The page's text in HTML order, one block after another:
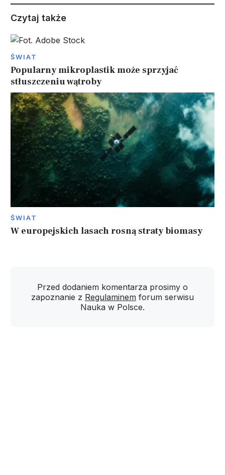
Czytaj także
ŚWIAT
Popularny mikroplastik może sprzyjać
stłuszczeniu wątroby
ŚWIAT
W europejskich lasach rosną straty biomasy
Przed dodaniem komentarza prosimy o
zapoznanie z Regulaminem forum serwisu
Nauka w Polsce.